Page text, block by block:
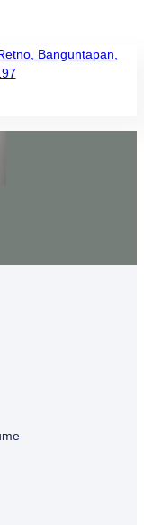
Banguntapan,